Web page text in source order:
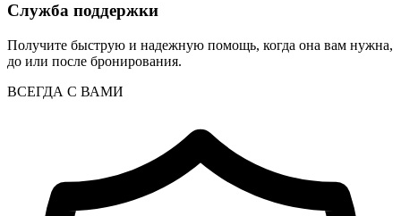
Служба поддержки
Получите быструю и надежную помощь, когда она вам нужна,
до или после бронирования.
ВСЕГДА С ВАМИ